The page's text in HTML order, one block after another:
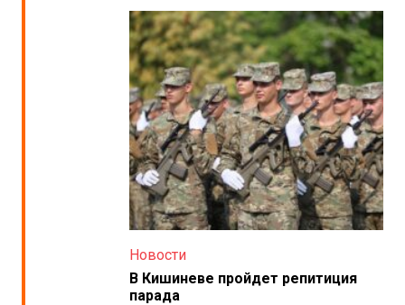
Новости
В Кишиневе пройдет репитиция
парада